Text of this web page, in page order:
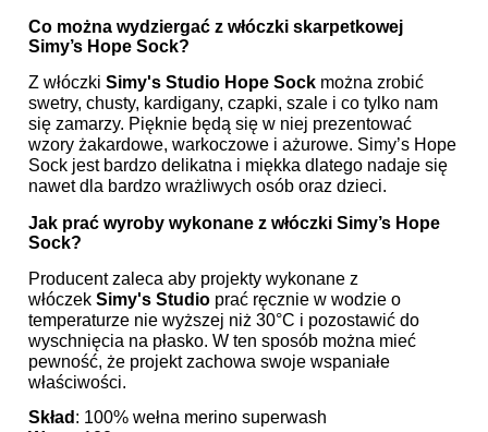
Co można wydziergać z włóczki skarpetkowej
Simy’s Hope Sock?
Z włóczki Simy's Studio Hope Sock można zrobić
swetry, chusty, kardigany, czapki, szale i co tylko nam
się zamarzy. Pięknie będą się w niej prezentować
wzory żakardowe, warkoczowe i ażurowe. Simy’s Hope
Sock jest bardzo delikatna i miękka dlatego nadaje się
nawet dla bardzo wrażliwych osób oraz dzieci.
Jak prać wyroby wykonane z włóczki Simy’s Hope
Sock?
Producent zaleca aby projekty wykonane z
włóczek Simy's Studio prać ręcznie w wodzie o
temperaturze nie wyższej niż 30°C i pozostawić do
wyschnięcia na płasko. W ten sposób można mieć
pewność, że projekt zachowa swoje wspaniałe
właściwości.
Skład : 100% wełna merino superwash